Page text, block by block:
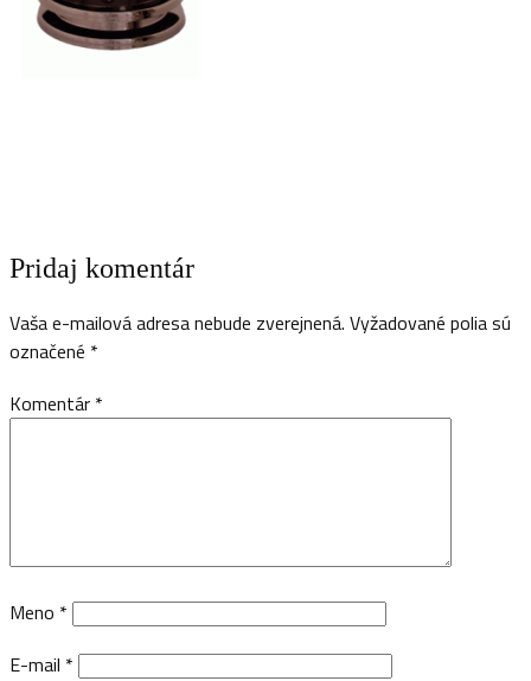
Pridaj komentár
Vaša e-mailová adresa nebude zverejnená. Vyžadované polia sú
označené *
Komentár *
Meno *
E-mail *